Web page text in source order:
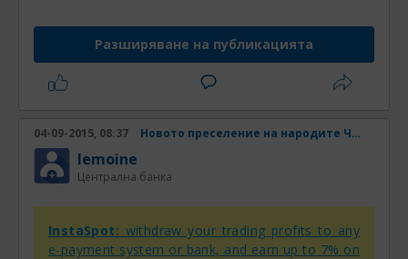
Разширяване на публикацията
04-09-2015, 08:37 Новото преселение на народите Част 4
lemoine
Централна банка
InstaSpot: withdraw your trading profits to any
e-payment system or bank, and earn up to 7% on